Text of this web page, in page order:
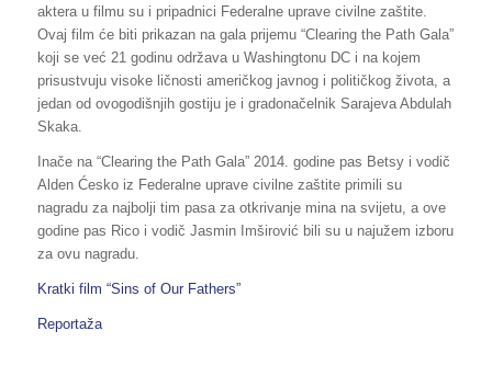
aktera u filmu su i pripadnici Federalne uprave civilne zaštite.
Ovaj film će biti prikazan na gala prijemu “Clearing the Path Gala”
koji se već 21 godinu održava u Washingtonu DC i na kojem
prisustvuju visoke ličnosti američkog javnog i političkog života, a
jedan od ovogodišnjih gostiju je i gradonačelnik Sarajeva Abdulah
Skaka.
Inače na “Clearing the Path Gala” 2014. godine pas Betsy i vodič
Alden Ćesko iz Federalne uprave civilne zaštite primili su
nagradu za najbolji tim pasa za otkrivanje mina na svijetu, a ove
godine pas Rico i vodič Jasmin Imširović bili su u najužem izboru
za ovu nagradu.
Kratki film “Sins of Our Fathers”
Reportaža